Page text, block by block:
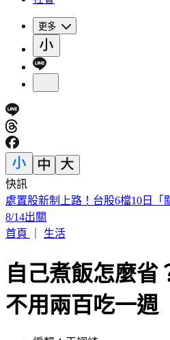
更多
快訊
漢光Day3！模擬共軍襲擊 幻象
曝
首頁
生活
自己煮飯怎麼省
不用兩百吃一週